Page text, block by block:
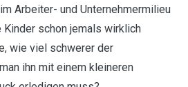
Arbeiter- und Unternehmermilieu
schon jemals wirklich
wie viel schwerer der
ihn mit einem kleineren